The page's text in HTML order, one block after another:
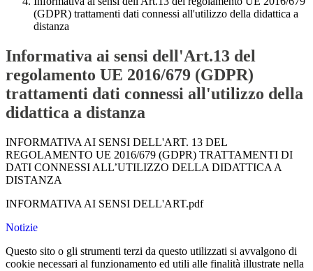
(GDPR) trattamenti dati connessi all'utilizzo della didattica a
distanza
Informativa ai sensi dell'Art.13 del
regolamento UE 2016/679 (GDPR)
trattamenti dati connessi all'utilizzo della
didattica a distanza
INFORMATIVA AI SENSI DELL'ART. 13 DEL
REGOLAMENTO UE 2016/679 (GDPR) TRATTAMENTI DI
DATI CONNESSI ALL’UTILIZZO DELLA DIDATTICA A
DISTANZA
INFORMATIVA AI SENSI DELL'ART.pdf
Notizie
Questo sito o gli strumenti terzi da questo utilizzati si avvalgono di
cookie necessari al funzionamento ed utili alle finalità illustrate nella